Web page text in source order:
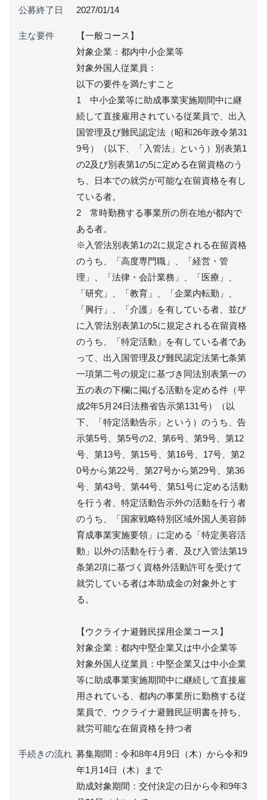
公募終了日 2027/01/14
主な要件
【一般コース】
対象企業：都内中小企業等
対象外国人従業員：
以下の要件を満たすこと
1 中小企業等に助成事業実施期間中に継
続して直接雇用されている従業員で、出入
国管理及び難民認定法（昭和26年政令第31
9号）（以下、「入管法」という）別表第1
の2及び別表第1の5に定める在留資格のう
ち、日本での就労が可能な在留資格を有し
ている者。
2 常時勤務する事業所の所在地が都内で
ある者。
※入管法別表第1の2に規定される在留資格
のうち、「高度専門職」、「経営・管
理」、「法律・会計業務」、「医療」、
「研究」、「教育」、「企業内転勤」、
「興行」、「介護」を有している者、並び
に入管法別表第1の5に規定される在留資格
のうち、「特定活動」を有している者であ
って、出入国管理及び難民認定法第七条第
一項第二号の規定に基づき同法別表第一の
五の表の下欄に掲げる活動を定める件（平
成2年5月24日法務省告示第131号）（以
下、「特定活動告示」という）のうち、告
示第5号、第5号の2、第6号、第9号、第12
号、第13号、第15号、第16号、17号、第2
0号から第22号、第27号から第29号、第36
号、第43号、第44号、第51号に定める活動
を行う者、特定活動告示外の活動を行う者
のうち、「国家戦略特別区域外国人美容師
育成事業実施要領」に定める「特定美容活
動」以外の活動を行う者、及び入管法第19
条第2項に基づく資格外活動許可を受けて
就労している者は本助成金の対象外とす
る。
【ウクライナ避難民採用企業コース】
対象企業：都内中堅企業又は中小企業等
対象外国人従業員：中堅企業又は中小企業
等に助成事業実施期間中に継続して直接雇
用されている、都内の事業所に勤務する従
業員で、ウクライナ避難民証明書を持ち、
就労可能な在留資格を持つ者
手続きの流れ 募集期間：令和8年4月9日（木）から令和9
年1月14日（木）まで
助成対象期間：交付決定の日から令和9年3